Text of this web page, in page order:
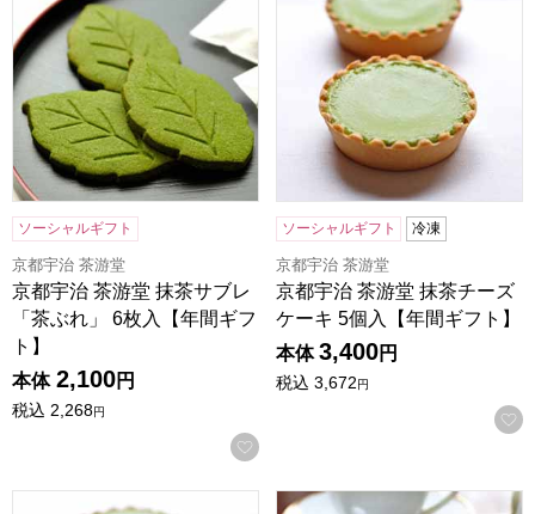
ソーシャルギフト
京都宇治 茶游堂
京都宇治 茶游堂 抹茶サブレ
「茶ぶれ」 6枚入【年間ギフ
ト】
本体 2,100円
税込 2,268円
お気に入りに登録する
ソーシャルギフト 冷凍
京都宇治 茶游堂
京都宇治 茶游堂 抹茶チーズ
ケーキ 5個入【年間ギフト】
本体 3,400円
税込 3,672円
京都宇治 茶游堂 抹茶チーズケーキ 10個入【年間ギフト】
京都宇治 茶游堂 抹茶バーム